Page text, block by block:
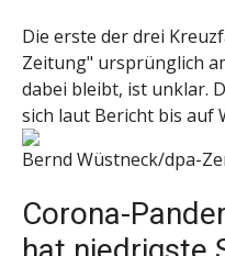
Die erste der drei
Zeitung" ursprünglich
dabei bleibt, ist unklar.
sich laut Bericht bis auf
Bernd Wüstneck/dpa-
Corona-